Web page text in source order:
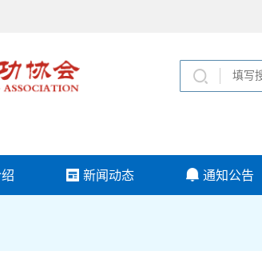
新闻动态 通知公告